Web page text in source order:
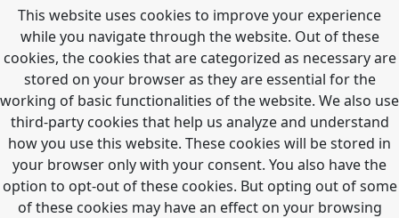
This website uses cookies to improve your experience
while you navigate through the website. Out of these
cookies, the cookies that are categorized as necessary are
stored on your browser as they are essential for the
working of basic functionalities of the website. We also use
third-party cookies that help us analyze and understand
how you use this website. These cookies will be stored in
your browser only with your consent. You also have the
option to opt-out of these cookies. But opting out of some
of these cookies may have an effect on your browsing